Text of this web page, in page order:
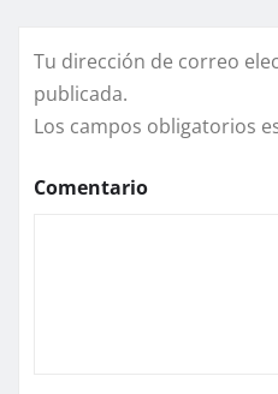
Tu dirección de correo
publicada.
Los campos obligatorios
Comentario